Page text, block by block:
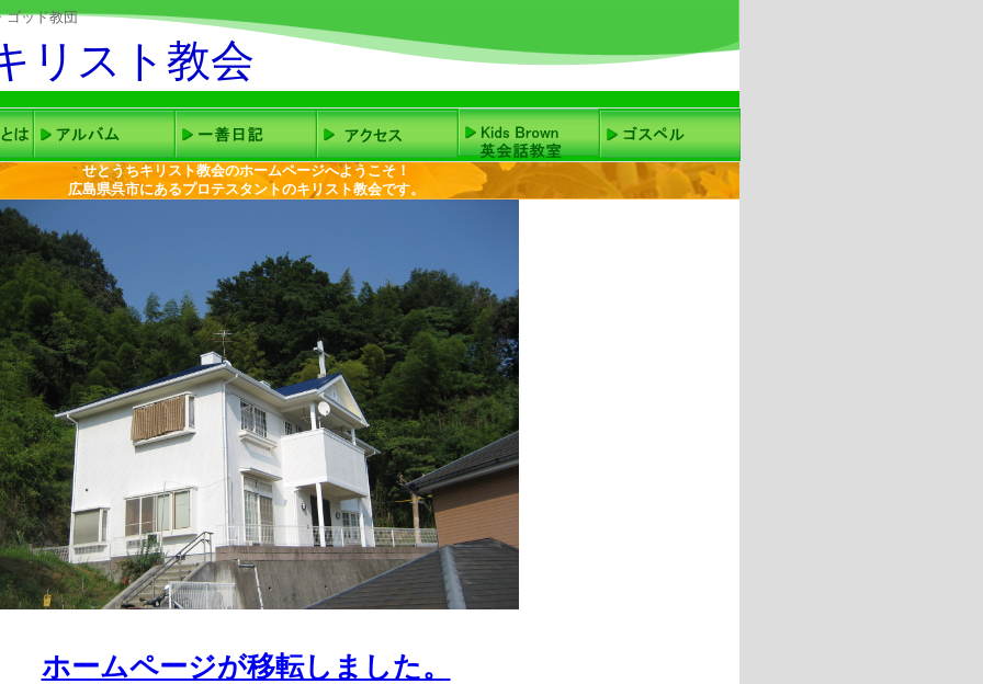
ゴッド教団
リスト教会
せとうちキリスト教会のホームページへようこそ！
広島県呉市にあるプロテスタントのキリスト教会です。
ホームページが移転しました。